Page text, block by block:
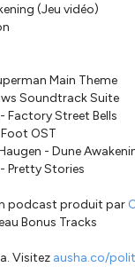
(Jeu vidéo)
Main Theme
Soundtrack Suite
Factory Street Bells
OST
- Dune
Pretty Stories
podcast produit par
Bonus Tracks
Visitez ausha.co/